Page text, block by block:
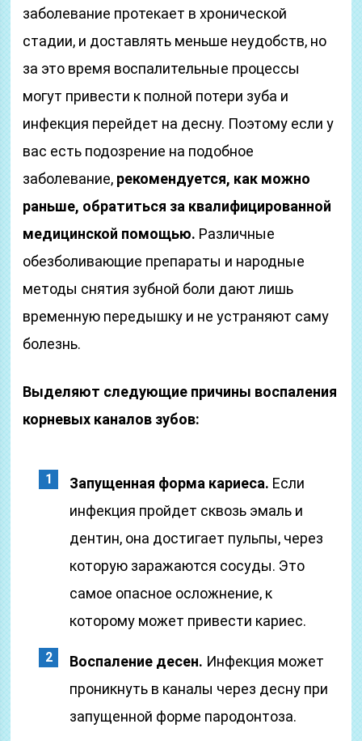
заболевание протекает в хронической
стадии, и доставлять меньше неудобств, но
за это время воспалительные процессы
могут привести к полной потери зуба и
инфекция перейдет на десну. Поэтому если у
вас есть подозрение на подобное
заболевание, рекомендуется, как можно
раньше, обратиться за квалифицированной
медицинской помощью. Различные
обезболивающие препараты и народные
методы снятия зубной боли дают лишь
временную передышку и не устраняют саму
болезнь.
Выделяют следующие причины воспаления
корневых каналов зубов:
Запущенная форма кариеса. Если
инфекция пройдет сквозь эмаль и
дентин, она достигает пульпы, через
которую заражаются сосуды. Это
самое опасное осложнение, к
которому может привести кариес.
Воспаление десен. Инфекция может
проникнуть в каналы через десну при
запущенной форме пародонтоза.